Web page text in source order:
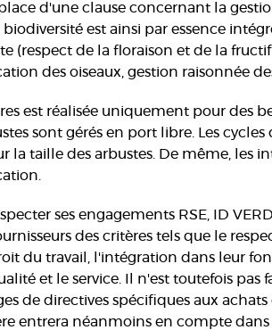
d'une clause concernant la
biodiversité est ainsi par essence
(respect de la floraison et de la
des oiseaux, gestion raisonnée
est réalisée uniquement pour des
sont gérés en port libre. Les
la taille des arbustes. De même, les
ses engagements RSE, ID
des critères tels que le
du travail, l'intégration dans leur
et le service. Il n'est toutefois
de directives spécifiques aux
entrera néanmoins en compte